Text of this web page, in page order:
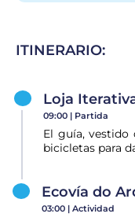
ITINERARIO:
Loja
09:00 | Partida
El guía, vestido
bicicletas para
Ecovía do
03:00 | Actividad